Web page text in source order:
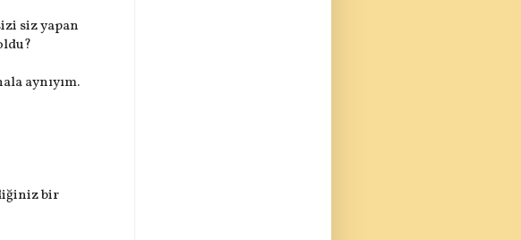
siz yapan
aynıyım.
bir